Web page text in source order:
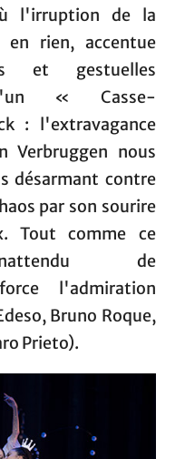
l'irruption de la
rien, accentue
et gestuelles
d'un « Casse-
: l'extravagance
Verbruggen nous
désarmant contre
par son sourire
Tout comme ce
de
l'admiration
Bruno Roque,
Prieto).